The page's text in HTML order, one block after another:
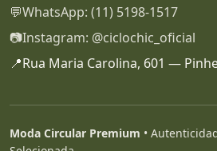
💬WhatsApp: (11) 5198-1517
📷Instagram: @ciclochic_oficial
📍Rua Maria Carolina, 601 —
Moda Circular Premium •